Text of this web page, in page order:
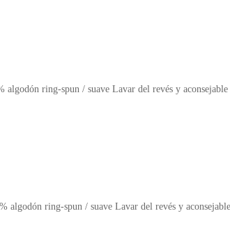
ring-spun / suave Lavar del revés y
ring-spun / suave Lavar del revés y